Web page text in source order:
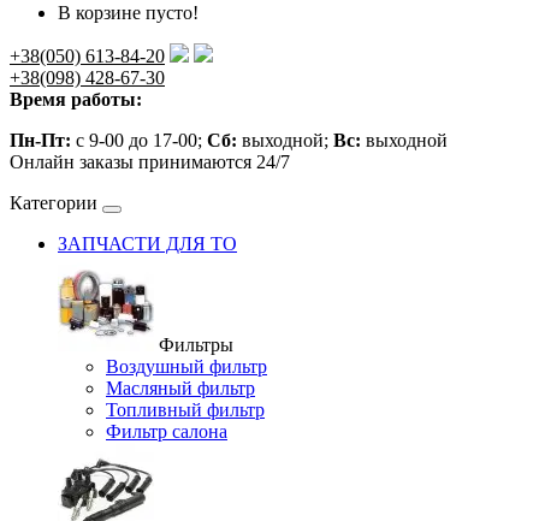
В корзине пусто!
+38(050) 613-84-20
+38(098) 428-67-30
Время работы:
Пн-Пт: с 9-00 до 17-00; Сб: выходной; Вс: выходной
Онлайн заказы принимаются 24/7
Категории
ЗАПЧАСТИ ДЛЯ ТО
Фильтры
Воздушный фильтр
Масляный фильтр
Топливный фильтр
Фильтр салона